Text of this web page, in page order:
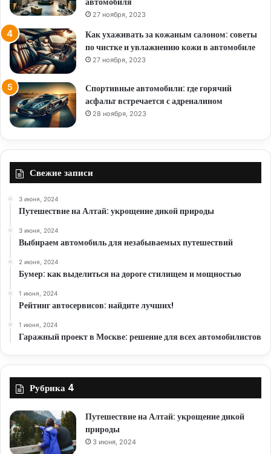
27 ноября, 2023
Как ухаживать за кожаным салоном: советы
по чистке и увлажнению кожи в автомобиле
27 ноября, 2023
Спортивные автомобили: где горячий
асфальт встречается с адреналином
28 ноября, 2023
Свежие записи
3 июня, 2024
Путешествие на Алтай: укрощение дикой природы
3 июня, 2024
Выбираем автомобиль для незабываемых путешествий
2 июня, 2024
Бумер: как выделиться на дороге стилищем и мощностью
1 июня, 2024
Рейтинг автосервисов: найдите лучших!
1 июня, 2024
Гаражный проект в Москве: решение для всех автомобилистов
Рубрика 4
Путешествие на Алтай: укрощение дикой
природы
3 июня, 2024